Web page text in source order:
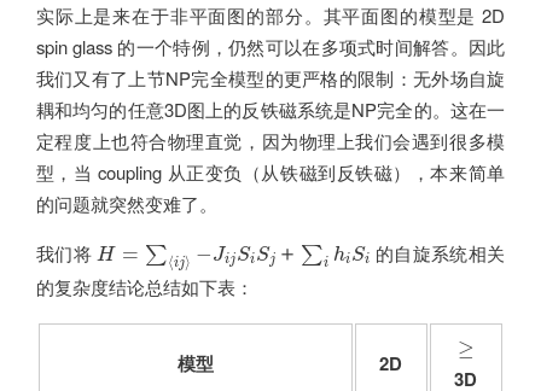
实际上是来在于非平面图的部分。其平面图的模型是 2D
spin glass 的一个特例，仍然可以在多项式时间解答。因此
我们又有了上节NP完全模型的更严格的限制：无外场自旋
耦和均匀的任意3D图上的反铁磁系统是NP完全的。这在一
定程度上也符合物理直觉，因为物理上我们会遇到很多模
型，当 coupling 从正变负（从铁磁到反铁磁），本来简单
的问题就突然变难了。
我们将 H = ∑⟨ij⟩ −JijSiSj ＋ ∑i hiSi
H= ⟨ij⟩ iS ＋ ∑ Si
的自旋系统相关
的复杂度结论总结如下表：
模型 2D
≥
≥
3D